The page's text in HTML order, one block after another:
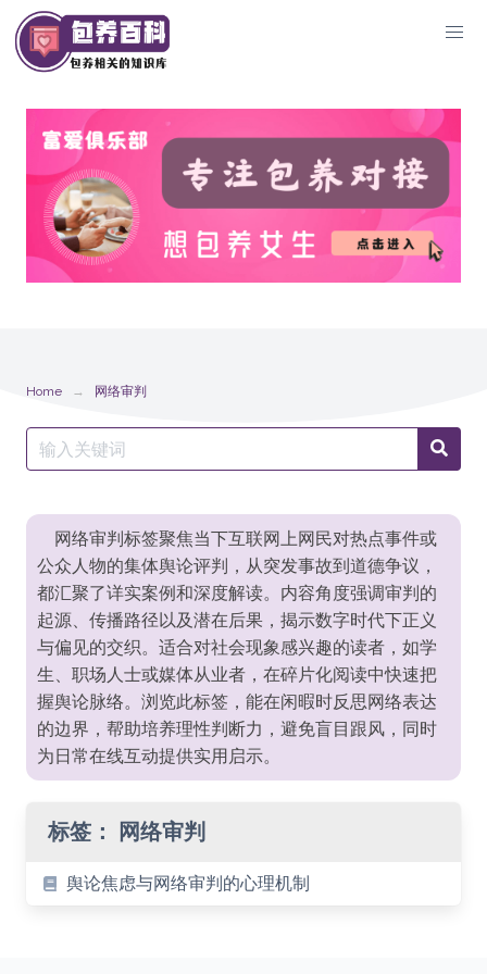
Skip
to
content
Home 网络审判
Search
for:
网络审判标签聚焦当下互联网上网民对热点事件或
公众人物的集体舆论评判，从突发事故到道德争议，
都汇聚了详实案例和深度解读。内容角度强调审判的
起源、传播路径以及潜在后果，揭示数字时代下正义
与偏见的交织。适合对社会现象感兴趣的读者，如学
生、职场人士或媒体从业者，在碎片化阅读中快速把
握舆论脉络。浏览此标签，能在闲暇时反思网络表达
的边界，帮助培养理性判断力，避免盲目跟风，同时
为日常在线互动提供实用启示。
标签： 网络审判
舆论焦虑与网络审判的心理机制